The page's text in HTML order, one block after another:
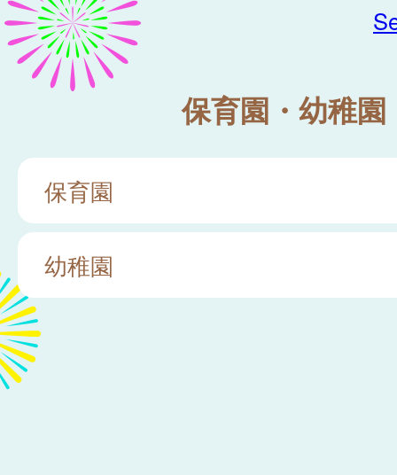
保育園・幼稚園
保育園
幼稚園